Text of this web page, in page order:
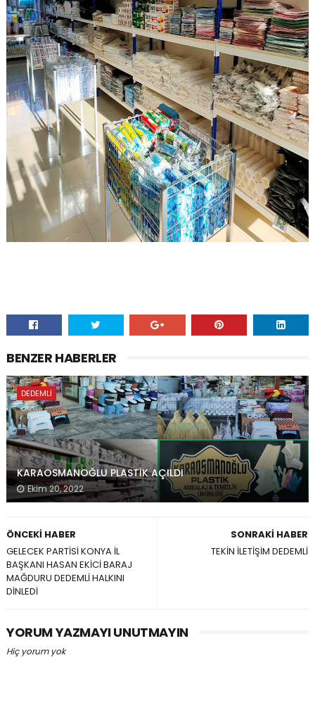
BENZER HABERLER
DEDEMLI
KARAOSMANOĞLU PLASTİK AÇILDI
Ekim 20, 2022
SONRAKI HABER
TEKİN İLETİŞİM DEDEMLİ
ÖNCEKI HABER
GELECEK PARTİSİ KONYA İL
BAŞKANI HASAN EKİCİ BARAJ
MAĞDURU DEDEMLİ HALKINI
DİNLEDİ
YORUM YAZMAYI UNUTMAYIN
Hiç yorum yok